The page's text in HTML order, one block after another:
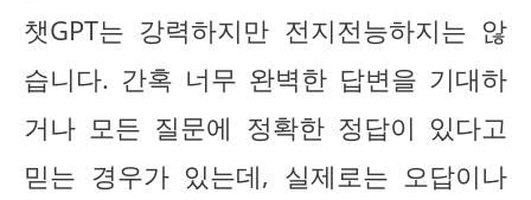
챗GPT는 강력하지만 전지전능하지는 않
습니다. 간혹 너무 완벽한 답변을 기대하
거나 모든 질문에 정확한 정답이 있다고
믿는 경우가 있는데, 실제로는 오답이나